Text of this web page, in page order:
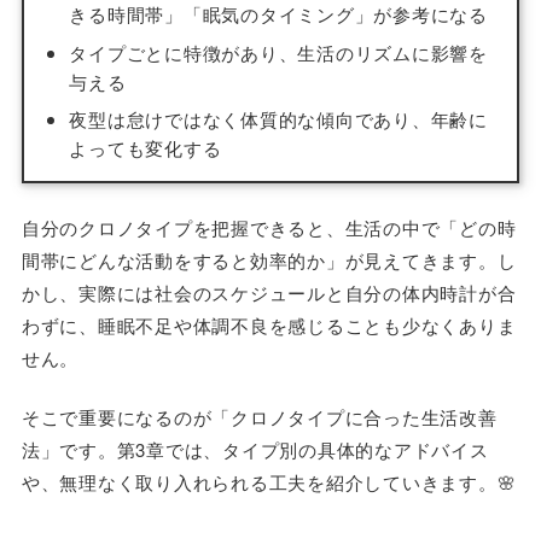
きる時間帯」「眠気のタイミング」が参考になる
タイプごとに特徴があり、生活のリズムに影響を
与える
夜型は怠けではなく体質的な傾向であり、年齢に
よっても変化する
自分のクロノタイプを把握できると、生活の中で「どの時
間帯にどんな活動をすると効率的か」が見えてきます。し
かし、実際には社会のスケジュールと自分の体内時計が合
わずに、睡眠不足や体調不良を感じることも少なくありま
せん。
そこで重要になるのが「クロノタイプに合った生活改善
法」です。第3章では、タイプ別の具体的なアドバイス
や、無理なく取り入れられる工夫を紹介していきます。🌸